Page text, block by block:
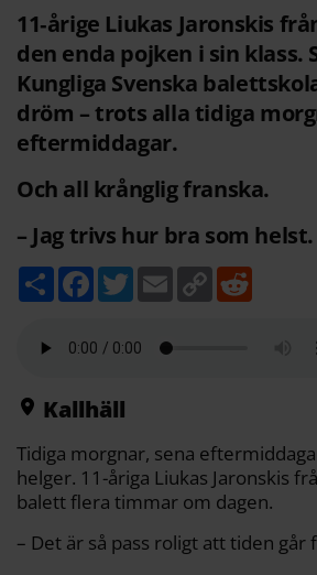
11‑årige Liukas Jaronskis
den enda pojken i sin klass.
Kungliga Svenska
dröm – trots alla tidiga
eftermiddagar.
Och all krånglig franska.
– Jag trivs hur bra som helst.
D
e
F
b
k
T
w
t
E
m
C
o
Kallhäll
Tidiga morgnar, sena
helger. 11-åriga Liukas Jaronskis
balett flera timmar om dagen.
– Det är så pass roligt att tiden går